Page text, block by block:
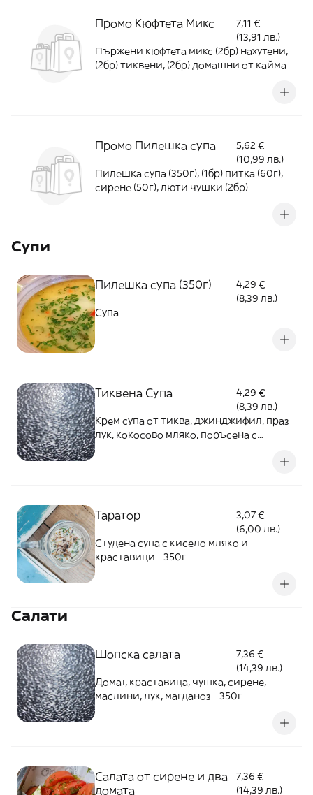
Промо Кюфтета Микс
7,11 €
(13,91 лв.)
Пържени кюфтета микс (2бр) нахутени,
(2бр) тиквени, (2бр) домашни от кайма
Промо Пилешка супа
5,62 €
(10,99 лв.)
Пилешка супа (350г), (1бр) питка (60г),
сирене (50г), люти чушки (2бр)
Супи
Пилешка супа (350г)
4,29 €
(8,39 лв.)
Супа
Тиквена Супа
4,29 €
(8,39 лв.)
Крем супа от тиква, джинджифил, праз
лук, кокосово мляко, поръсена с
Таратор
3,07 €
(6,00 лв.)
Студена супа с кисело мляко и
краставици - 350г
Салати
Шопска салата
7,36 €
(14,39 лв.)
Домат, краставица, чушка, сирене,
маслини, лук, магданоз - 350г
Салата от сирене и два
домата
7,36 €
(14,39 лв.)